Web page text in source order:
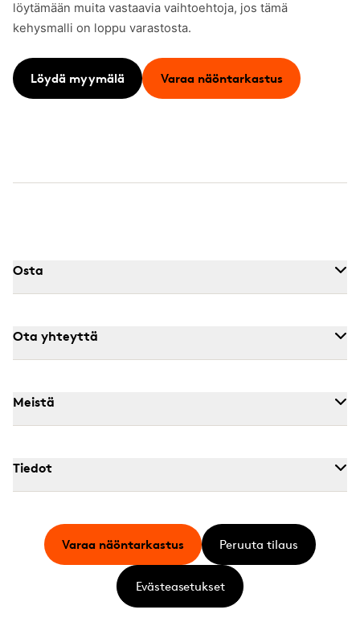
löytämään muita vastaavia vaihtoehtoja, jos tämä
kehysmalli on loppu varastosta.
Löydä myymälä Varaa näöntarkastus
Osta
Ota yhteyttä
Meistä
Tiedot
Varaa näöntarkastus Peruuta tilaus
Evästeasetukset